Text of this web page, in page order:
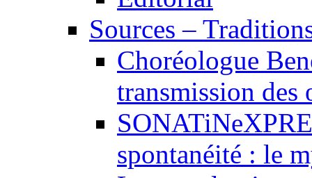
Sources –
Choréologue
transmission des
spontanéité : le